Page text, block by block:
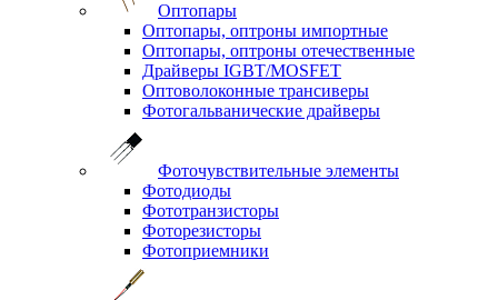
Оптопары
Оптопары, оптроны импортные
Оптопары, оптроны отечественные
Драйверы IGBT/MOSFET
Оптоволоконные трансиверы
Фотогальванические драйверы
Фоточувствительные элементы
Фотодиоды
Фототранзисторы
Фоторезисторы
Фотоприемники